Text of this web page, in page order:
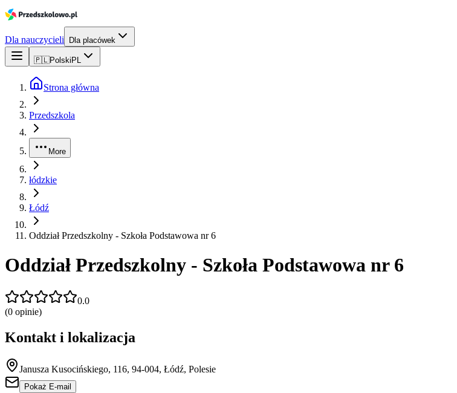
Dla nauczycieli Dla placówek
🇵🇱Polski PL
Strona główna
Przedszkola
More
łódzkie
Łódź
Oddział Przedszkolny - Szkoła Podstawowa nr 6
Oddział Przedszkolny - Szkoła Podstawowa nr 6
0.0
(0 opinie)
Kontakt i lokalizacja
Janusza Kusocińskiego, 116, 94-004, Łódź, Polesie
Pokaż E-mail